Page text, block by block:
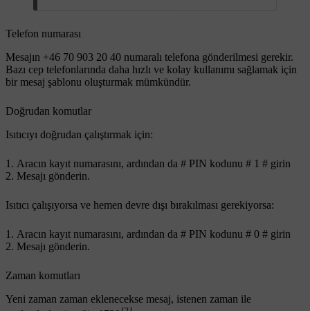
Telefon numarası
Mesajın +46 70 903 20 40 numaralı telefona gönderilmesi gerekir.
Bazı cep telefonlarında daha hızlı ve kolay kullanımı sağlamak için
bir mesaj şablonu oluşturmak mümkündür.
Doğrudan komutlar
Isıtıcıyı doğrudan çalıştırmak için:
Aracın kayıt numarasını, ardından da # PIN kodunu # 1 # girin
Mesajı gönderin.
Isıtıcı çalışıyorsa ve hemen devre dışı bırakılması gerekiyorsa:
Aracın kayıt numarasını, ardından da # PIN kodunu # 0 # girin
Mesajı gönderin.
Zaman komutları
Yeni zaman zaman eklenecekse mesaj, istenen zaman ile